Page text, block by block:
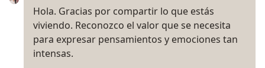
Hola. Gracias por compartir lo que estás
viviendo. Reconozco el valor que se necesita
para expresar pensamientos y emociones tan
intensas.